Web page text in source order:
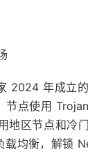
2024 年成立
节点使用
地区节点和冷
载均衡，解锁